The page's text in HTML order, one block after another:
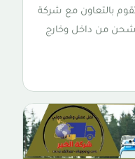
بالتعاون مع شركة
من داخل وخارج